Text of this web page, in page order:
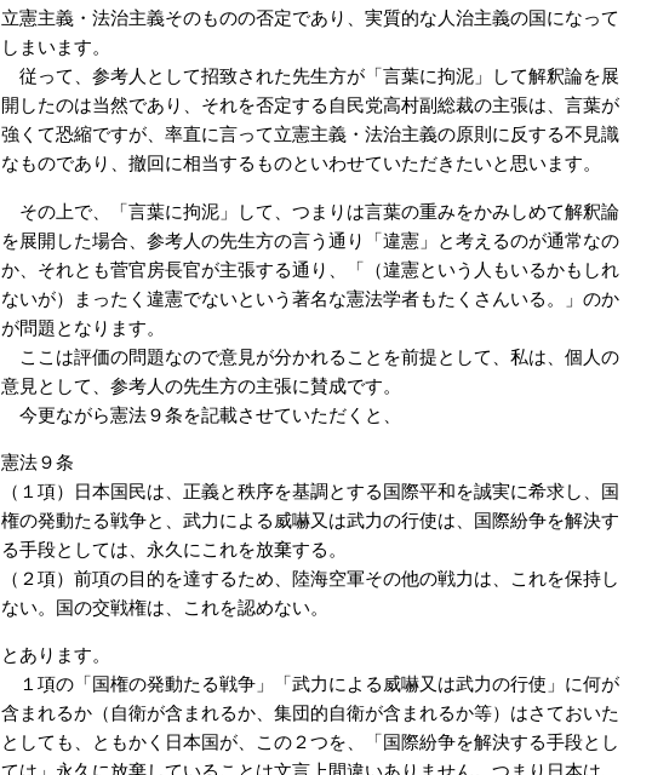
立憲主義・法治主義そのものの否定であり、実質的な人治主義の国になって
しまいます。
従って、参考人として招致された先生方が「言葉に拘泥」して解釈論を展
開したのは当然であり、それを否定する自民党高村副総裁の主張は、言葉が
強くて恐縮ですが、率直に言って立憲主義・法治主義の原則に反する不見識
なものであり、撤回に相当するものといわせていただきたいと思います。
その上で、「言葉に拘泥」して、つまりは言葉の重みをかみしめて解釈論
を展開した場合、参考人の先生方の言う通り「違憲」と考えるのが通常なの
か、それとも菅官房長官が主張する通り、「（違憲という人もいるかもしれ
ないが）まったく違憲でないという著名な憲法学者もたくさんいる。」のか
が問題となります。
ここは評価の問題なので意見が分かれることを前提として、私は、個人の
意見として、参考人の先生方の主張に賛成です。
今更ながら憲法９条を記載させていただくと、
憲法９条
（１項）日本国民は、正義と秩序を基調とする国際平和を誠実に希求し、国
権の発動たる戦争と、武力による威嚇又は武力の行使は、国際紛争を解決す
る手段としては、永久にこれを放棄する。
（２項）前項の目的を達するため、陸海空軍その他の戦力は、これを保持し
ない。国の交戦権は、これを認めない。
とあります。
１項の「国権の発動たる戦争」「武力による威嚇又は武力の行使」に何が
含まれるか（自衛が含まれるか、集団的自衛が含まれるか等）はさておいた
としても、ともかく日本国が、この２つを、「国際紛争を解決する手段とし
ては」永久に放棄していることは文言上間違いありません。つまり日本は、